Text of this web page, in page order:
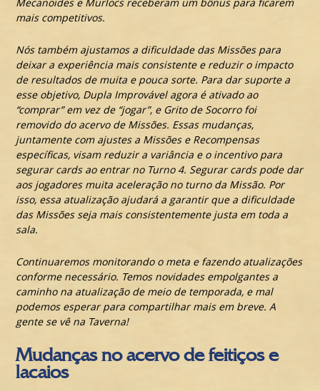
mais competitivos.
Nós também ajustamos a dificuldade das Missões para
deixar a experiência mais consistente e reduzir o impacto
de resultados de muita e pouca sorte. Para dar suporte a
esse objetivo, Dupla Improvável agora é ativado ao
“comprar” em vez de “jogar”, e Grito de Socorro foi
removido do acervo de Missões. Essas mudanças,
juntamente com ajustes a Missões e Recompensas
específicas, visam reduzir a variância e o incentivo para
segurar cards ao entrar no Turno 4. Segurar cards pode dar
aos jogadores muita aceleração no turno da Missão. Por
isso, essa atualização ajudará a garantir que a dificuldade
das Missões seja mais consistentemente justa em toda a
sala.
Continuaremos monitorando o meta e fazendo atualizações
conforme necessário. Temos novidades empolgantes a
caminho na atualização de meio de temporada, e mal
podemos esperar para compartilhar mais em breve. A
gente se vê na Taverna!
Mudanças no acervo de feitiços e
lacaios